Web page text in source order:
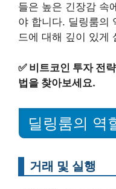
들은 높은 긴장감 속
야 합니다. 딜링룸의
드에 대해 깊이 있게
✅ 비트코인 투자 전
법을 찾아보세요.
딜링룸의 역
거래 및 실행